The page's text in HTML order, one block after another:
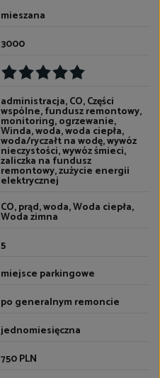
mieszana
3000
administracja, CO, Części
wspólne, fundusz remontowy,
monitoring, ogrzewanie,
Winda, woda, woda ciepła,
woda/ryczałt na wodę, wywóz
nieczystości, wywóz śmieci,
zaliczka na fundusz
remontowy, zużycie energii
elektrycznej
CO, prąd, woda, Woda ciepła,
Woda zimna
5
miejsce parkingowe
po generalnym remoncie
jednomiesięczna
750 PLN